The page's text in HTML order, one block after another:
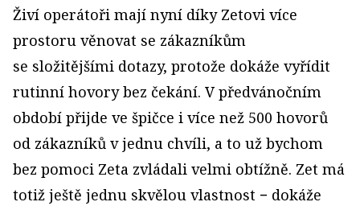
Živí operátoři mají nyní díky Zetovi více
prostoru věnovat se zákazníkům
se složitějšími dotazy, protože dokáže vyřídit
rutinní hovory bez čekání. V předvánočním
období přijde ve špičce i více než 500 hovorů
od zákazníků v jednu chvíli, a to už bychom
bez pomoci Zeta zvládali velmi obtížně. Zet má
totiž ještě jednu skvělou vlastnost − dokáže